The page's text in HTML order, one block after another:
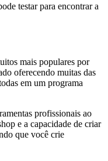
testar para encontrar a
mais populares por
oferecendo muitas das
em um programa
profissionais ao
e a capacidade de criar
que você crie